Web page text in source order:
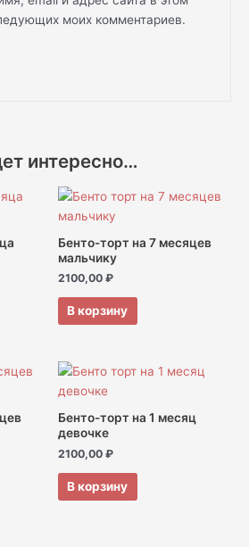
моих комментариев.
интересно…
Бенто-торт на 7 месяцев
мальчику
2100,00 ₽
В корзину
Бенто-торт на 1 месяц
девочке
2100,00 ₽
В корзину